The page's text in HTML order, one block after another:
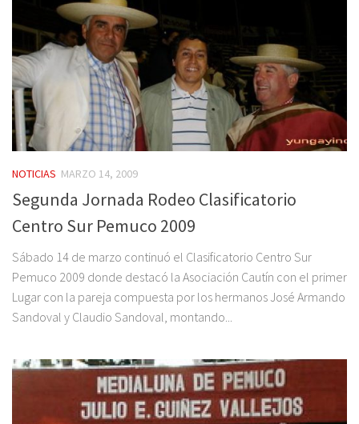
NOTICIAS MARZO 14, 2009
Segunda Jornada Rodeo Clasificatorio
Centro Sur Pemuco 2009
Sábado 14 de marzo continuó el Clasificatorio Centro Sur
Pemuco 2009 donde destacó la Asociación Cautín con el primer
Lugar con la pareja compuesta por los hermanos José Armando
Sandoval y Claudio Sandoval, montando...